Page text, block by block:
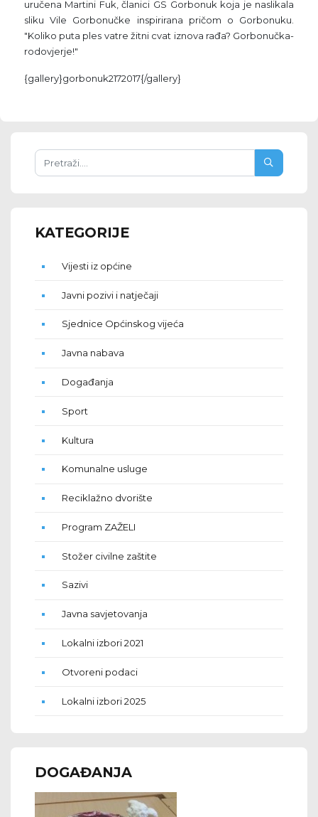
uručena Martini Fuk, članici GS Gorbonuk koja je naslikala
sliku Vile Gorbonučke inspirirana pričom o Gorbonuku.
"Koliko puta ples vatre žitni cvat iznova rađa? Gorbonučka-
rodovjerje!"
{gallery}gorbonuk2172017{/gallery}
KATEGORIJE
Vijesti iz općine
Javni pozivi i natječaji
Sjednice Općinskog vijeća
Javna nabava
Događanja
Sport
Kultura
Komunalne usluge
Reciklažno dvorište
Program ZAŽELI
Stožer civilne zaštite
Sazivi
Javna savjetovanja
Lokalni izbori 2021
Otvoreni podaci
Lokalni izbori 2025
DOGAĐANJA